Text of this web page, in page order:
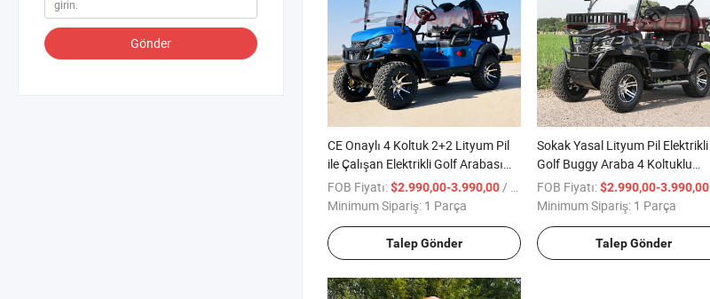
CE Onaylı 4 Koltuk 2+2 Lityum Pil
ile Çalışan Elektrikli Golf Arabası
Satışta
FOB Fiyatı:$2.990,00-3.990,00/ Parça
Minimum Sipariş: 1 Parça
Talep Gönder
Sokak Yasal Lityum Pil Elektrikli
Golf Buggy Araba 4 Koltuklu
Yükseltilmiş Golf Arabaları
FOB Fiyatı:$2.990,00-3.990,00
Minimum Sipariş: 1 Parça
Talep Gönder
Gönder